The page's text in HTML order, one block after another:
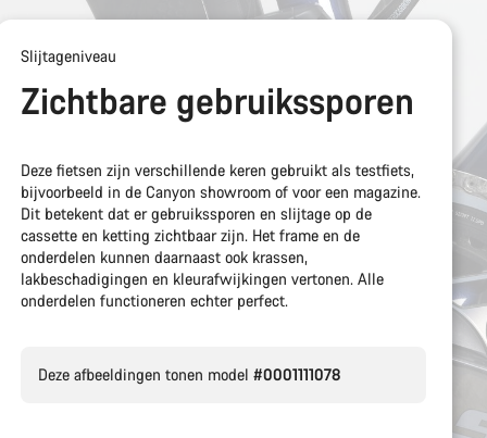
Slijtageniveau
Zichtbare gebruikssporen
Deze fietsen zijn verschillende keren gebruikt als testfiets,
bijvoorbeeld in de Canyon showroom of voor een magazine.
Dit betekent dat er gebruikssporen en slijtage op de
cassette en ketting zichtbaar zijn. Het frame en de
onderdelen kunnen daarnaast ook krassen,
lakbeschadigingen en kleurafwijkingen vertonen. Alle
onderdelen functioneren echter perfect.
Deze afbeeldingen tonen model #0001111078